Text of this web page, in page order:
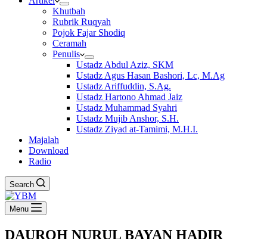
Khutbah
Rubrik Ruqyah
Pojok Fajar Shodiq
Ceramah
Penulis
Ustadz Abdul Aziz, SKM
Ustadz Agus Hasan Bashori, Lc, M.Ag
Ustadz Ariffuddin, S.Ag.
Ustadz Hartono Ahmad Jaiz
Ustadz Muhammad Syahri
Ustadz Mujib Anshor, S.H.
Ustadz Ziyad at-Tamimi, M.H.I.
Majalah
Download
Radio
Search
Menu
DAUROH NURUL BAYAN HADIR